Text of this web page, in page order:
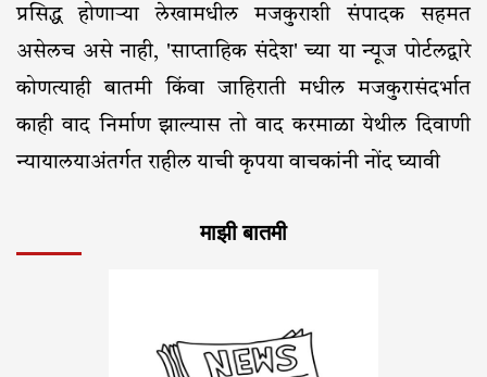
प्रसिद्ध होणाऱ्या लेखामधील मजकुराशी संपादक सहमत
असेलच असे नाही, 'साप्ताहिक संदेश' च्या या न्यूज पोर्टलद्वारे
कोणत्याही बातमी किंवा जाहिराती मधील मजकुरासंदर्भात
काही वाद निर्माण झाल्यास तो वाद करमाळा येथील दिवाणी
न्यायालयाअंतर्गत राहील याची कृपया वाचकांनी नोंद घ्यावी
माझी बातमी